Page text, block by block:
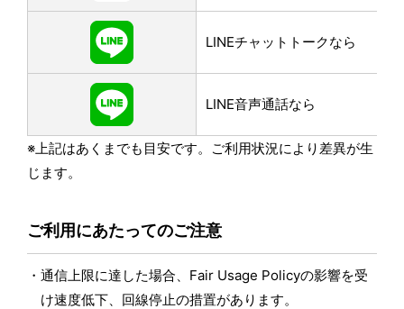
LINEチャットトークなら
LINE音声通話なら
※上記はあくまでも目安です。ご利用状況により差異が生
じます。
ご利用にあたってのご注意
通信上限に達した場合、Fair Usage Policyの影響を受
け速度低下、回線停止の措置があります。